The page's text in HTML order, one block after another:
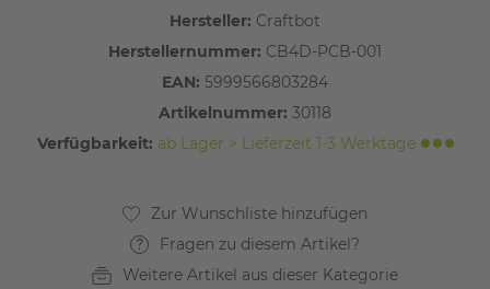
Hersteller: Craftbot
Herstellernummer: CB4D-PCB-001
EAN: 5999566803284
Artikelnummer: 30118
Verfügbarkeit: ab Lager > Lieferzeit 1-3 Werktage
Fragen zu diesem Artikel?
Weitere Artikel aus dieser Kategorie